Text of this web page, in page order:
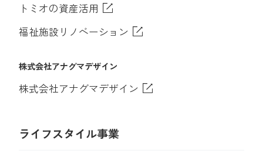
トミオの資産活用
福祉施設リノベーション
株式会社アナグマデザイン
株式会社アナグマデザイン
ライフスタイル事業